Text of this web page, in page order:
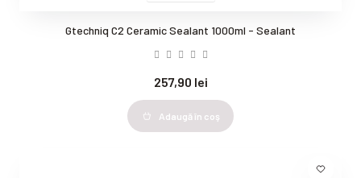
Gtechniq C2 Ceramic Sealant 1000ml - Sealant
257,90 lei
Adaugă în coş